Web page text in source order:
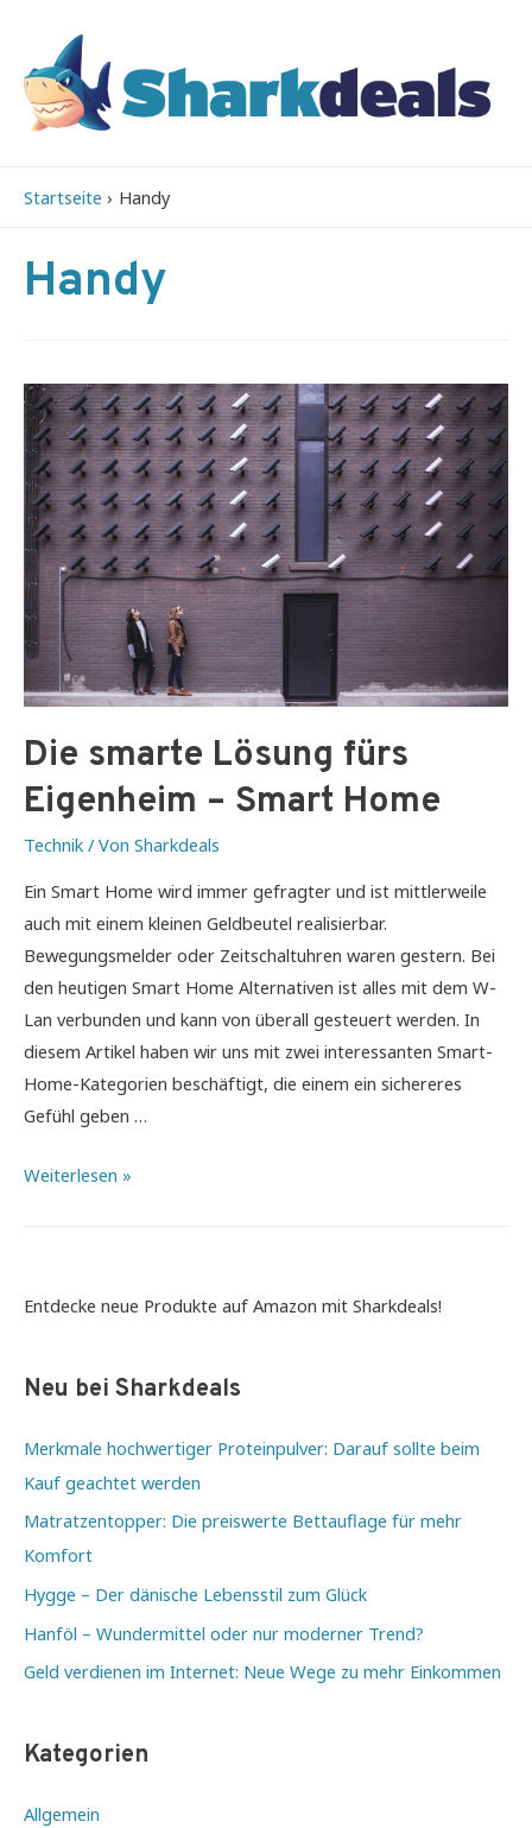
Startseite Handy
Handy
Die smarte Lösung fürs
Eigenheim – Smart Home
Technik / Von Sharkdeals
Ein Smart Home wird immer gefragter und ist mittlerweile
auch mit einem kleinen Geldbeutel realisierbar.
Bewegungsmelder oder Zeitschaltuhren waren gestern. Bei
den heutigen Smart Home Alternativen ist alles mit dem W-
Lan verbunden und kann von überall gesteuert werden. In
diesem Artikel haben wir uns mit zwei interessanten Smart-
Home-Kategorien beschäftigt, die einem ein sichereres
Gefühl geben …
Die
Eigenheim
Home
Weiterlesen »
Entdecke neue Produkte auf Amazon mit Sharkdeals!
Neu bei Sharkdeals
Merkmale hochwertiger Proteinpulver: Darauf sollte beim
Kauf geachtet werden
Matratzentopper: Die preiswerte Bettauflage für mehr
Komfort
Hygge – Der dänische Lebensstil zum Glück
Hanföl – Wundermittel oder nur moderner Trend?
Geld verdienen im Internet: Neue Wege zu mehr Einkommen
Kategorien
Allgemein